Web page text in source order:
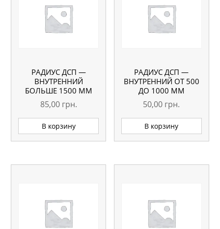
РАДИУС ДСП —
ВНУТРЕННИЙ
БОЛЬШЕ 1500 ММ
85,00 грн.
В корзину
РАДИУС ДСП —
ВНУТРЕННИЙ ОТ 500
ДО 1000 ММ
50,00 грн.
В корзину